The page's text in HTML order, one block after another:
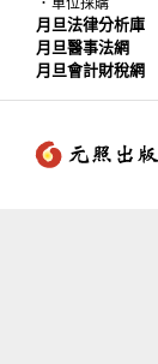
單位採購
月旦法律分析庫
月旦醫事法網
月旦會計財稅網